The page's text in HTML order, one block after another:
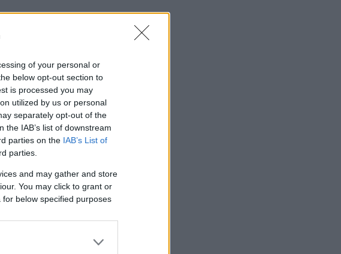
of your personal or
below opt-out section to
is processed you may
utilized by us or personal
separately opt-out of the
IAB’s list of downstream
parties on the IAB’s List of
parties.
and may gather and store
You may click to grant or
below specified purposes